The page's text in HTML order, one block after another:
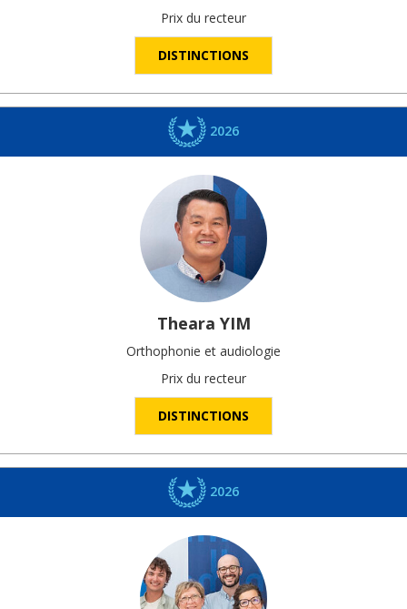
Prix du recteur
DISTINCTIONS
2026
Theara YIM
Orthophonie et audiologie
Prix du recteur
DISTINCTIONS
2026